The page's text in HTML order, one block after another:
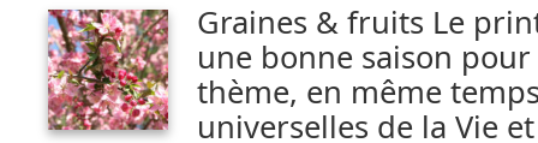
Graines & fruits Le
une bonne saison
thème, en même
universelles de la Vie